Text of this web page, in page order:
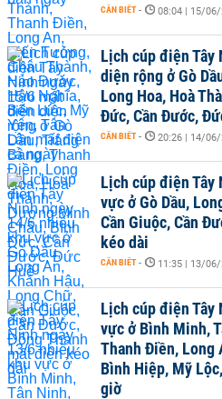
CẦN BIẾT - 08:04 | 15/
Lịch cúp điện Tây
diện rộng ở Gò
Long Hoa, Hoà
Đức, Cần Đước,
CẦN BIẾT - 20:26 | 14/
Lịch cúp điện Tây
vực ở Gò Dầu,
Cần Giuộc, Cần
kéo dài
CẦN BIẾT - 11:35 | 13/
Lịch cúp điện Tây
vực ở Bình Minh,
Thanh Điền, Long
Bình Hiệp, Mỹ
giờ